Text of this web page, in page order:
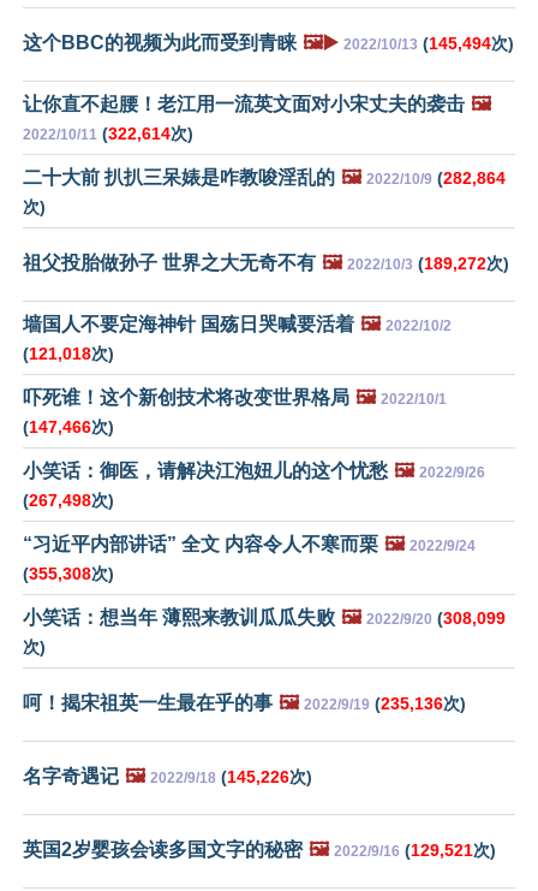
这个BBC的视频为此而受到青睐 🖼️▶️ 2022/10/13 (145,494次)
让你直不起腰！老江用一流英文面对小宋丈夫的袭击 🖼️
2022/10/11 (322,614次)
二十大前 扒扒三呆婊是咋教唆淫乱的 🖼️ 2022/10/9 (282,864
次)
祖父投胎做孙子 世界之大无奇不有 🖼️ 2022/10/3 (189,272次)
墙国人不要定海神针 国殇日哭喊要活着 🖼️ 2022/10/2
(121,018次)
吓死谁！这个新创技术将改变世界格局 🖼️ 2022/10/1
(147,466次)
小笑话：御医，请解决江泡妞儿的这个忧愁 🖼️ 2022/9/26
(267,498次)
“习近平内部讲话” 全文 内容令人不寒而栗 🖼️ 2022/9/24
(355,308次)
小笑话：想当年 薄熙来教训瓜瓜失败 🖼️ 2022/9/20 (308,099
次)
呵！揭宋祖英一生最在乎的事 🖼️ 2022/9/19 (235,136次)
名字奇遇记 🖼️ 2022/9/18 (145,226次)
英国2岁婴孩会读多国文字的秘密 🖼️ 2022/9/16 (129,521次)